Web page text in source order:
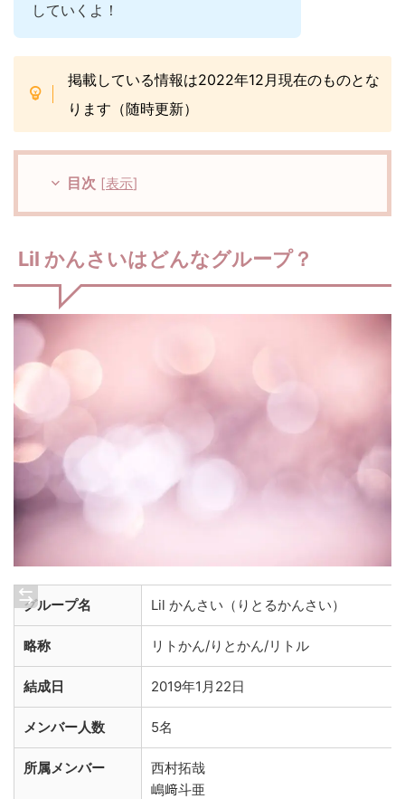
していくよ！
掲載している情報は2022年12月現在のものとな
ります（随時更新）
目次 [表示]
Lil かんさいはどんなグループ？
グループ名 Lil かんさい（りとるかんさい）
略称 リトかん/りとかん/リトル
結成日 2019年1月22日
メンバー人数 5名
所属メンバー
西村拓哉
嶋﨑斗亜